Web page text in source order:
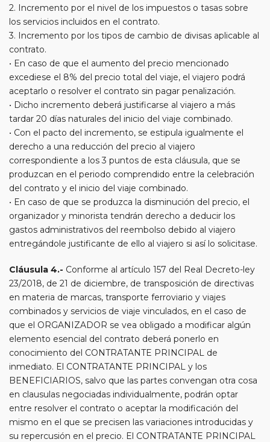
2. Incremento por el nivel de los impuestos o tasas sobre
los servicios incluidos en el contrato.
3. Incremento por los tipos de cambio de divisas aplicable al
contrato.
• En caso de que el aumento del precio mencionado
excediese el 8% del precio total del viaje, el viajero podrá
aceptarlo o resolver el contrato sin pagar penalización.
• Dicho incremento deberá justificarse al viajero a más
tardar 20 días naturales del inicio del viaje combinado.
• Con el pacto del incremento, se estipula igualmente el
derecho a una reducción del precio al viajero
correspondiente a los 3 puntos de esta cláusula, que se
produzcan en el periodo comprendido entre la celebración
del contrato y el inicio del viaje combinado.
• En caso de que se produzca la disminución del precio, el
organizador y minorista tendrán derecho a deducir los
gastos administrativos del reembolso debido al viajero
entregándole justificante de ello al viajero si así lo solicitase.
Cláusula 4.- Conforme al artículo 157 del Real Decreto-ley
23/2018, de 21 de diciembre, de transposición de directivas
en materia de marcas, transporte ferroviario y viajes
combinados y servicios de viaje vinculados, en el caso de
que el ORGANIZADOR se vea obligado a modificar algún
elemento esencial del contrato deberá ponerlo en
conocimiento del CONTRATANTE PRINCIPAL de
inmediato. El CONTRATANTE PRINCIPAL y los
BENEFICIARIOS, salvo que las partes convengan otra cosa
en clausulas negociadas individualmente, podrán optar
entre resolver el contrato o aceptar la modificación del
mismo en el que se precisen las variaciones introducidas y
su repercusión en el precio. El CONTRATANTE PRINCIPAL